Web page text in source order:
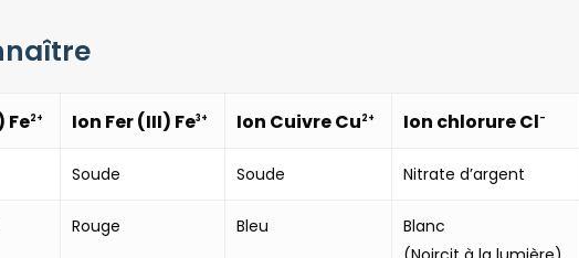
Fe2+ Ion Fer (III) Fe3+ Ion Cuivre Cu2+ Ion chlorure Cl–
Soude Soude Nitrate d’argent
Rouge Bleu
Blanc